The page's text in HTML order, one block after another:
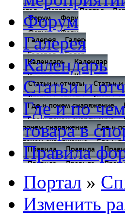
Форум
Галерея
Календарь
Статьи и
Где и по
товара в
Правила
Портал »
Изменить